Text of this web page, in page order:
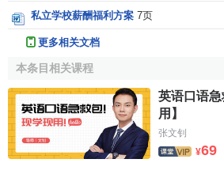
后，迫于当时的教育现状以及新中国建
发生了根本性的转变，将全国私立中
办，最终形成了全国“千校一面”的发展
尤其是十四大确立我国实行
国的教育事业发生了重大转变，其中
法律法规鼓励并规范社会力量办学，
人捐资办学、投资办学。形成多元办
方面。一方面，是随着生活水平的提高
私立学校薪酬福利方案 7页
更多相关文档
本条目相关课程
英语口语
用】
张文钊
¥69